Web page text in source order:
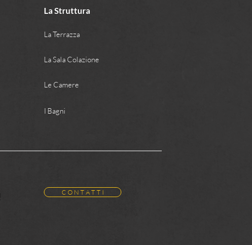
La Struttura
La Terrazza
La Sala Colazione
Le Camere
I Bagni
C O N T A T T I